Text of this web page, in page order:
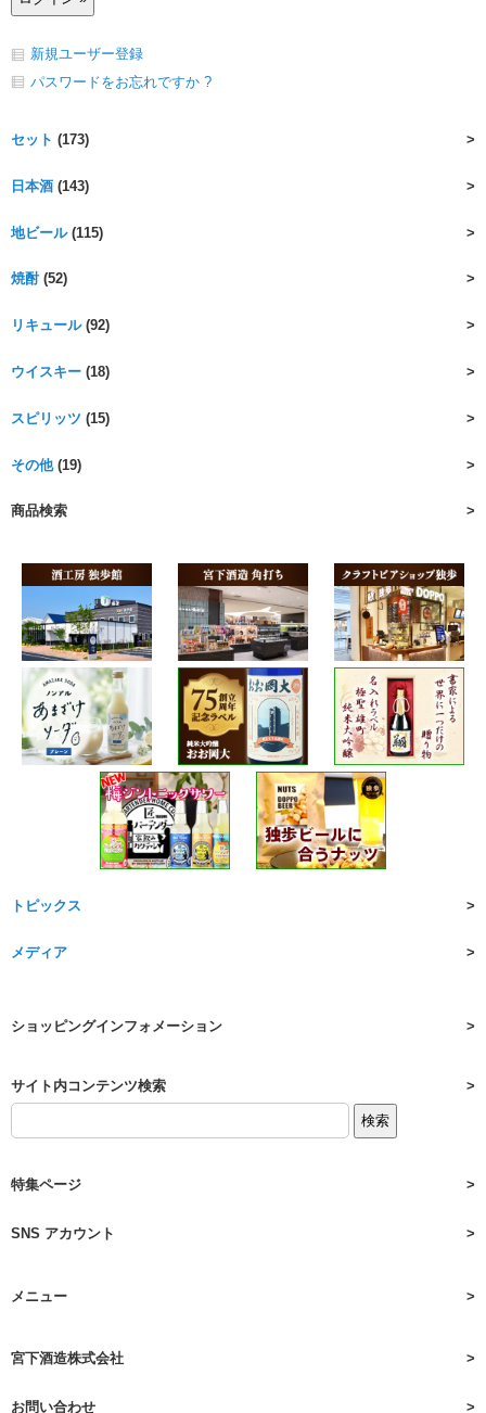
新規ユーザー登録
パスワードをお忘れですか ?
セット (173)
日本酒 (143)
地ビール(115)
焼酎(52)
リキュール(92)
ウイスキー (18)
スピリッツ (15)
その他(19)
商品検索
トピックス
メディア
ショッピングインフォメーション
サイト内コンテンツ検索
特集ページ
SNS アカウント
メニュー
宮下酒造株式会社
お問い合わせ